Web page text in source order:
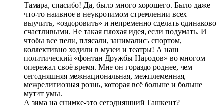
Тамара, спасибо! Да, было много хорошего. Было даже
что-то наивное в неукротимом стремлении всех
выучить, «оздоровить» и непременно сделать одинаково
счастливыми. Не такая плохая идея, если подумать. И
чтобы все пели, плясали, занимались спортом,
коллективно ходили в музеи и театры! А наш
политический «фонтан Дружбы Народов» во многом
опережал своё время. Мне он гораздо роднее, чем
сегодняшняя межнациональная, межплеменная,
межрелигиозная рознь, которая всё больше и больше
мутит умы.
А зима на снимке-это сегодняшний Ташкент?